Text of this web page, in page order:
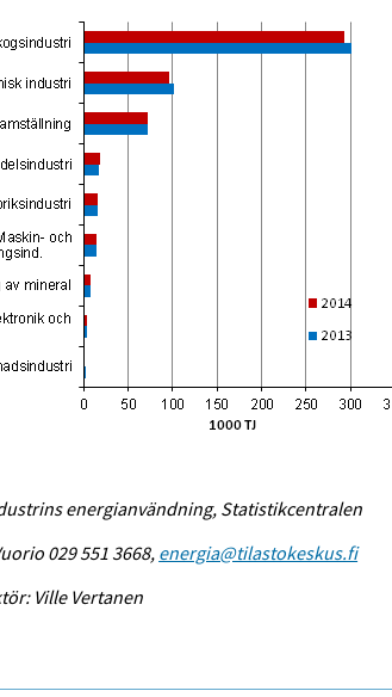
energianvändning, Statistikcentralen
029 551 3668, energia@tilastokeskus.fi
Ville Vertanen